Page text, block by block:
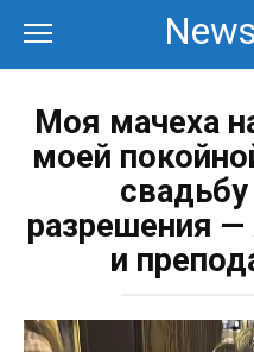
контенту
Моя мачеха
моей
разрешения
и